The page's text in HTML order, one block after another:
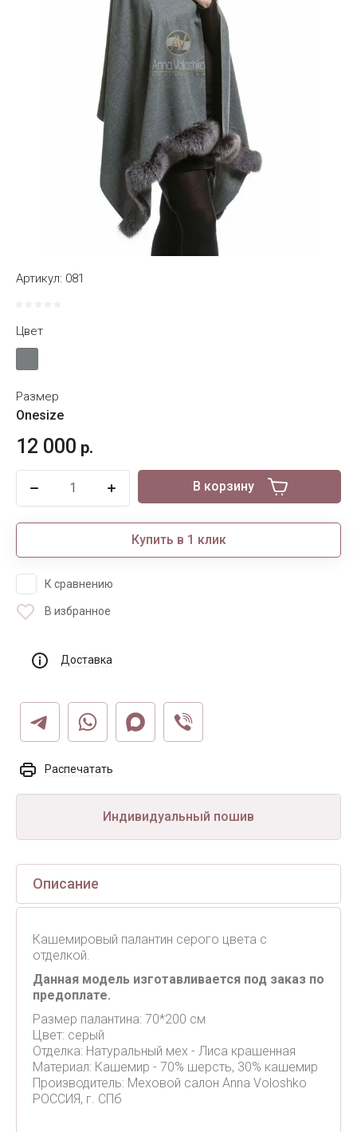
Артикул: 081
Цвет
Размер
Onesize
12 000 р.
В корзину
Купить в 1 клик
К сравнению
В избранное
Доставка
Распечатать
Индивидуальный пошив
Описание
Кашемировый палантин серого цвета с
отделкой.
Данная модель изготавливается под заказ по
предоплате.
Размер палантина: 70*200 см
Цвет: серый
Отделка: Натуральный мех - Лиса крашенная
Материал: Кашемир - 70% шерсть, 30% кашемир
Производитель: Меховой салон Anna Voloshko
РОССИЯ, г. СПб